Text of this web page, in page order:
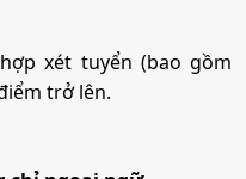
xét tuyển (bao gồm
trở lên.